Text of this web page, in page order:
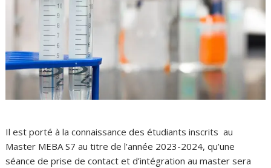
Il est porté à la connaissance des étudiants inscrits au
Master MEBA S7 au titre de l’année 2023-2024, qu’une
séance de prise de contact et d’intégration au master sera